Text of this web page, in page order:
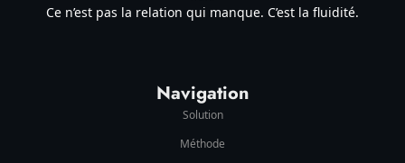
Ce n’est pas la relation qui manque. C’est la fluidité.
Navigation
Solution
Méthode